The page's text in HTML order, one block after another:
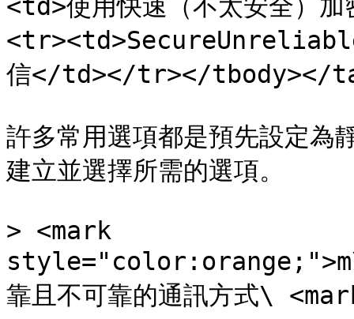
<td>使用快速（不太安全）
信</td></tr></tbody></
許多常用選項都是預先設定為
建立並選擇所需的選項。
> <mark
靠且不可靠的通訊方式\